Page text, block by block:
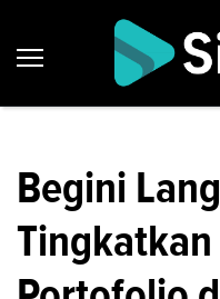
Begini
Tingkatkan